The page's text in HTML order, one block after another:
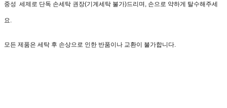
중성 세제로 단독 손세탁 권장(기계세탁 불가)드리며, 손으로 약하게 탈수해주세
요.
모든 제품은 세탁 후 손상으로 인한 반품이나 교환이 불가합니다.